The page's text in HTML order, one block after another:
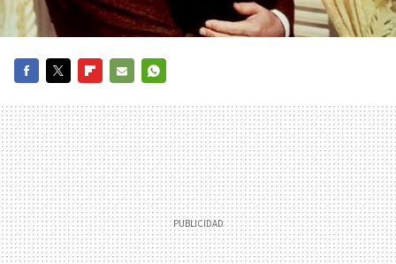
MAIL